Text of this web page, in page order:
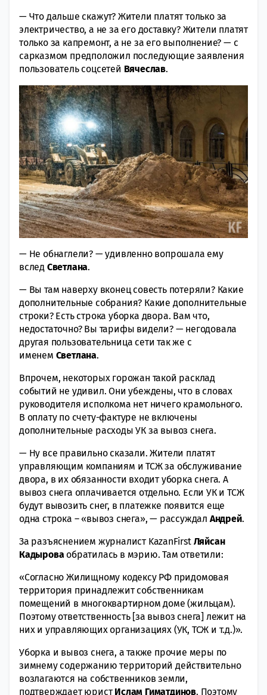
— Что дальше скажут? Жители платят только за
электричество, а не за его доставку? Жители платят
только за капремонт, а не за его выполнение? — с
сарказмом предположил последующие заявления
пользователь соцсетей Вячеслав.
— Не обнаглели? — удивленно вопрошала ему
вслед Светлана.
— Вы там наверху вконец совесть потеряли? Какие
дополнительные собрания? Какие дополнительные
строки? Есть строка уборка двора. Вам что,
недостаточно? Вы тарифы видели? — негодовала
другая пользовательница сети так же с
именем Светлана.
Впрочем, некоторых горожан такой расклад
событий не удивил. Они убеждены, что в словах
руководителя исполкома нет ничего крамольного.
В оплату по счету-фактуре не включены
дополнительные расходы УК за вывоз снега.
— Ну все правильно сказали. Жители платят
управляющим компаниям и ТСЖ за обслуживание
двора, в их обязанности входит уборка снега. А
вывоз снега оплачивается отдельно. Если УК и ТСЖ
будут вывозить снег, в платежке появится еще
одна строка – «вывоз снега», — рассуждал Андрей.
За разъяснением журналист KazanFirst Ляйсан
Кадыроваобратилась в мэрию. Там ответили:
«Согласно Жилищному кодексу РФ придомовая
территория принадлежит собственникам
помещений в многоквартирном доме (жильцам).
Поэтому ответственность [за вывоз снега] лежит на
них и управляющих организациях (УК, ТСЖ и т.д.)».
Уборка и вывоз снега, а также прочие меры по
зимнему содержанию территорий действительно
возлагаются на собственников земли,
подтверждает юристИслам Гиматдинов. Поэтому